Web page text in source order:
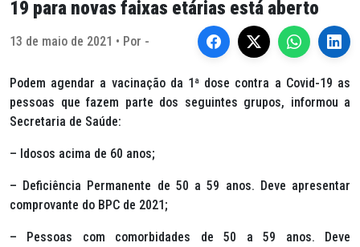
19 para novas faixas etárias está aberto
13 de maio de 2021 • Por -
Podem agendar a vacinação da 1ª dose contra a Covid-19 as
pessoas que fazem parte dos seguintes grupos, informou a
Secretaria de Saúde:
– Idosos acima de 60 anos;
– Deficiência Permanente de 50 a 59 anos. Deve apresentar
comprovante do BPC de 2021;
– Pessoas com comorbidades de 50 a 59 anos. Deve